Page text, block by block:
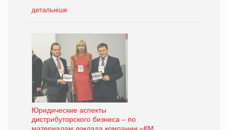
детальніше
Юридические аспекты
дистрибуторского бизнеса – по